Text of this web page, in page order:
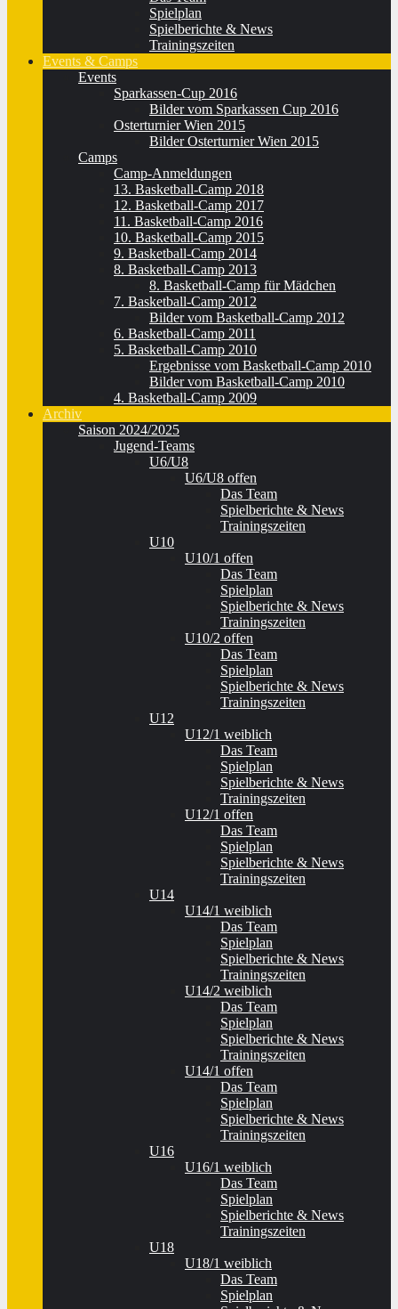
Spielplan
Spielberichte & News
Trainingszeiten
Events & Camps
Events
Sparkassen-Cup 2016
Bilder vom Sparkassen Cup 2016
Osterturnier Wien 2015
Bilder Osterturnier Wien 2015
Camps
Camp-Anmeldungen
13. Basketball-Camp 2018
12. Basketball-Camp 2017
11. Basketball-Camp 2016
10. Basketball-Camp 2015
9. Basketball-Camp 2014
8. Basketball-Camp 2013
8. Basketball-Camp für Mädchen
7. Basketball-Camp 2012
Bilder vom Basketball-Camp 2012
6. Basketball-Camp 2011
5. Basketball-Camp 2010
Ergebnisse vom Basketball-Camp 2010
Bilder vom Basketball-Camp 2010
4. Basketball-Camp 2009
Archiv
Saison 2024/2025
Jugend-Teams
U6/U8
U6/U8 offen
Das Team
Spielberichte & News
Trainingszeiten
U10
U10/1 offen
Das Team
Spielplan
Spielberichte & News
Trainingszeiten
U10/2 offen
Das Team
Spielplan
Spielberichte & News
Trainingszeiten
U12
U12/1 weiblich
Das Team
Spielplan
Spielberichte & News
Trainingszeiten
U12/1 offen
Das Team
Spielplan
Spielberichte & News
Trainingszeiten
U14
U14/1 weiblich
Das Team
Spielplan
Spielberichte & News
Trainingszeiten
U14/2 weiblich
Das Team
Spielplan
Spielberichte & News
Trainingszeiten
U14/1 offen
Das Team
Spielplan
Spielberichte & News
Trainingszeiten
U16
U16/1 weiblich
Das Team
Spielplan
Spielberichte & News
Trainingszeiten
U18
U18/1 weiblich
Das Team
Spielplan